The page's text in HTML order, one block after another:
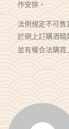
作安排。
法例規定不可售
於網上訂購酒精
並有權合法購買